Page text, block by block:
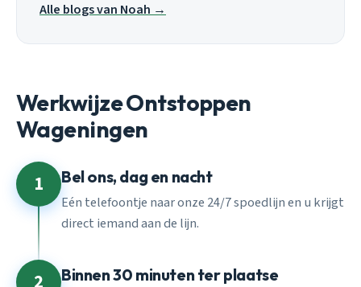
Alle blogs van Noah →
Werkwijze Ontstoppen
Wageningen
1 Bel ons, dag en nacht
Eén telefoontje naar onze 24/7 spoedlijn en u krijgt
direct iemand aan de lijn.
Binnen 30 minuten ter plaatse